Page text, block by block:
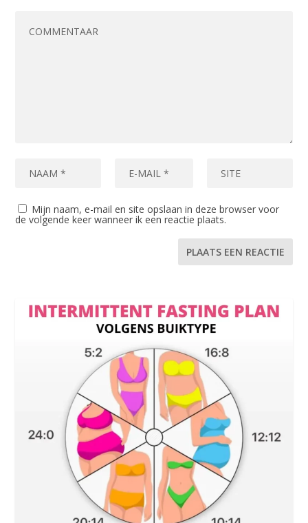
Mijn naam, e-mail en site opslaan in deze browser voor
de volgende keer wanneer ik een reactie plaats.